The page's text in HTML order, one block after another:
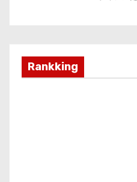
Rankking